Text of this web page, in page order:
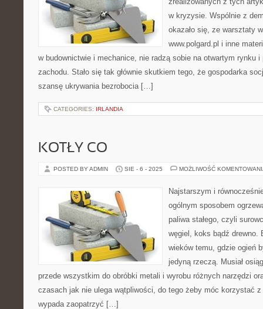
w kryzysie. Wspólnie z
okazało się, ze warsztaty
www.polgard.pl i inne
w budownictwie i mechanice, nie radzą sobie na otwartym rynku
zachodu. Stało się tak głównie skutkiem tego, że gospodarka
szansę ukrywania bezrobocia […]
CATEGORIES: IRLANDIA
KOTŁY CO
POSTED BY ADMIN SIE - 6 - 2025 MOŻLIWOŚĆ
Najstarszym i
ogólnym sposobem
paliwa stałego, czyli
węgiel, koks bądź drewno.
wieków temu, gdzie ogień
jedyną rzeczą. Musiał
przede wszystkim do obróbki metali i wyrobu różnych narzędzi
czasach jak nie ulega wątpliwości, do tego żeby móc korzystać z
wypada zaopatrzyć […]